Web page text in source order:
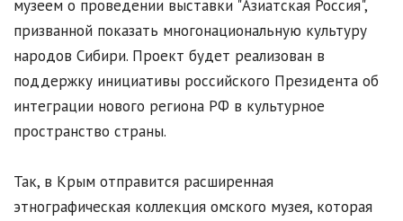
музеем о проведении выставки "Азиатская Россия",
призванной показать многонациональную культуру
народов Сибири. Проект будет реализован в
поддержку инициативы российского Президента об
интеграции нового региона РФ в культурное
пространство страны.
Так, в Крым отправится расширенная
этнографическая коллекция омского музея, которая